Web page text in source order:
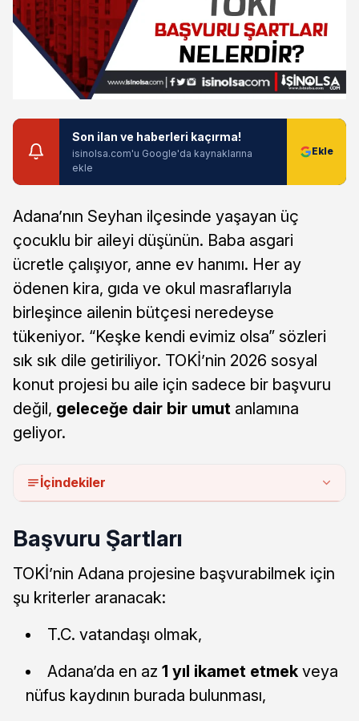
Son ilan ve haberleri kaçırma!
isinolsa.com'u Google'da kaynaklarına
ekle
Adana’nın Seyhan ilçesinde yaşayan üç
çocuklu bir aileyi düşünün. Baba asgari
ücretle çalışıyor, anne ev hanımı. Her ay
ödenen kira, gıda ve okul masraflarıyla
birleşince ailenin bütçesi neredeyse
tükeniyor. “Keşke kendi evimiz olsa” sözleri
sık sık dile getiriliyor. TOKİ’nin 2026 sosyal
konut projesi bu aile için sadece bir başvuru
değil, geleceğe dair bir umut anlamına
geliyor.
İçindekiler
Başvuru Şartları
TOKİ’nin Adana projesine başvurabilmek için
şu kriterler aranacak:
T.C. vatandaşı olmak,
Adana’da en az 1 yıl ikamet etmek veya
nüfus kaydının burada bulunması,